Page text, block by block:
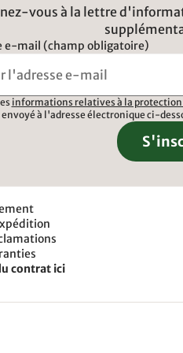
vous à la lettre
e-mail (champ obligatoire)
informations relatives à la protection
envoyé à l'adresse électronique ci-
contrat ici